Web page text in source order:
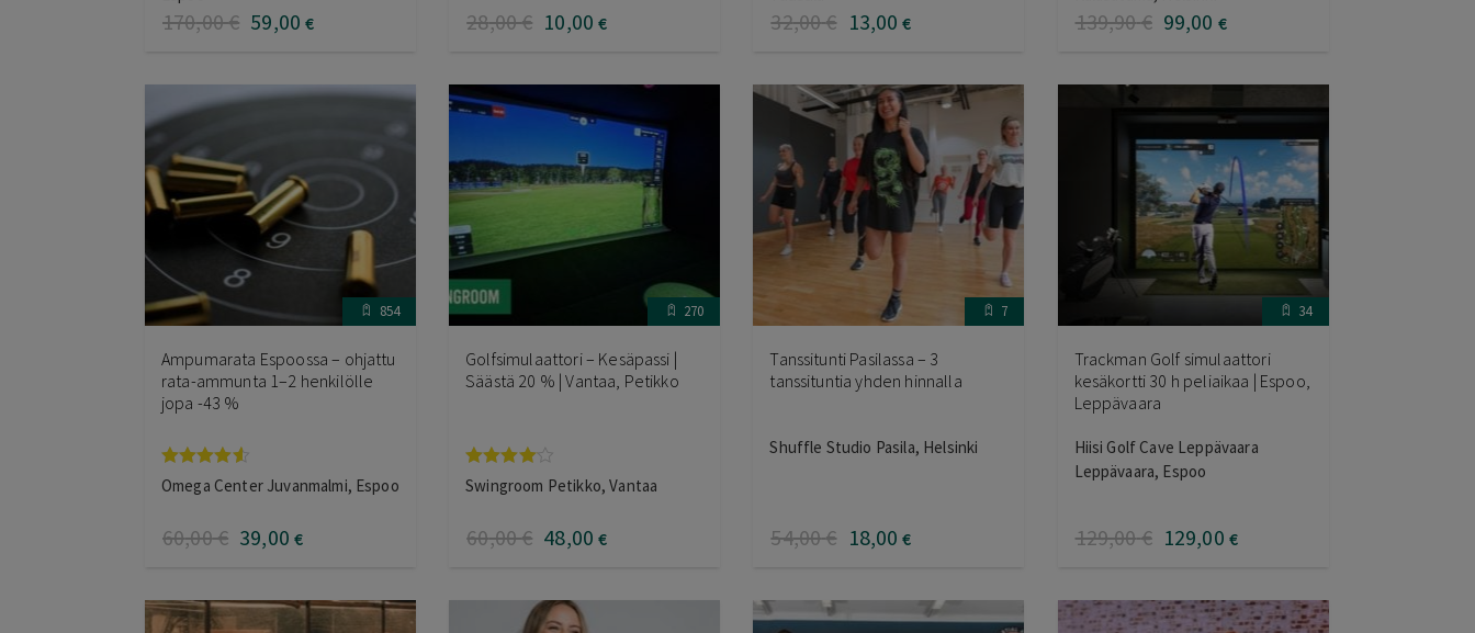
170,00€ 59,00 € 28,00€ 10,00 € 32,00€ 13,00 € 139,90€ 99,00 €
854
Ampumarata Espoossa – ohjattu
rata-ammunta 1–2 henkilölle
jopa -43 %
Arvostelu
tuotteesta:
Omega Center Juvanmalmi, Espoo
60,00€ 39,00 €
270
Golfsimulaattori – Kesäpassi |
Säästä 20 % | Vantaa, Petikko
Arvostelu
tuotteesta:
Swingroom Petikko, Vantaa
60,00€ 48,00 €
7
Tanssitunti Pasilassa – 3
tanssituntia yhden hinnalla
Shuffle Studio Pasila, Helsinki
54,00€ 18,00 €
34
Trackman Golf simulaattori
kesäkortti 30 h peliaikaa | Espoo,
Leppävaara
Hiisi Golf Cave Leppävaara
Leppävaara, Espoo
129,00€ 129,00 €